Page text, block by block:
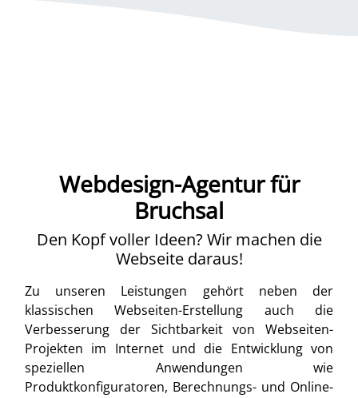
Webdesign-Agentur für
Bruchsal
Den Kopf voller Ideen? Wir machen die
Webseite daraus!
Zu unseren Leistungen gehört neben der
klassischen Webseiten-Erstellung auch die
Verbesserung der Sichtbarkeit von Webseiten-
Projekten im Internet und die Entwicklung von
speziellen Anwendungen wie
Produktkonfiguratoren, Berechnungs- und Online-